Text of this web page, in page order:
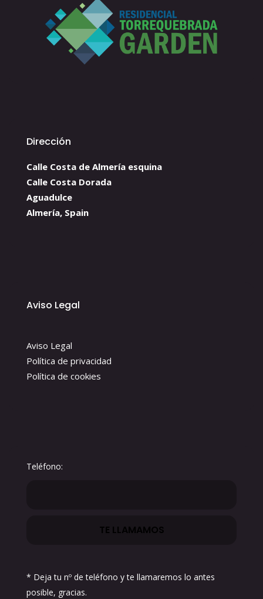
Dirección
Calle Costa de Almería esquina
Calle Costa Dorada
Aguadulce
Almería, Spain
Aviso Legal
Aviso Legal
Política de privacidad
Política de cookies
Teléfono:
* Deja tu nº de teléfono y te llamaremos lo antes
posible, gracias.